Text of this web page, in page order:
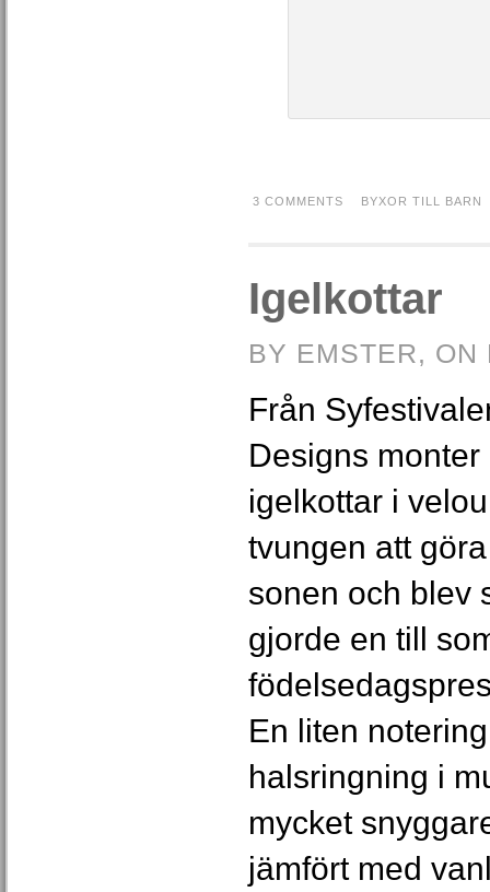
3 COMMENTS BYXOR TILL BARN
Igelkottar
BY EMSTER, ON
Från
Designs
igelkottar i
tvungen att
sonen och blev
gjorde en till
En liten
halsringning i
mycket
jämfört med